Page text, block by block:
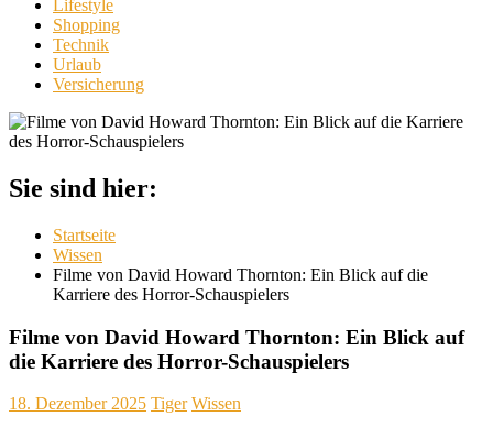
Lifestyle
Shopping
Technik
Urlaub
Versicherung
Sie sind hier:
Startseite
Wissen
Filme von David Howard Thornton: Ein Blick auf die
Karriere des Horror-Schauspielers
Filme von David Howard Thornton: Ein Blick auf
die Karriere des Horror-Schauspielers
18. Dezember 2025 Tiger Wissen